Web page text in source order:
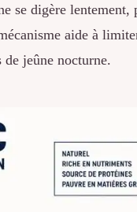
se digère lentement,
aide à
jeûne nocturne.